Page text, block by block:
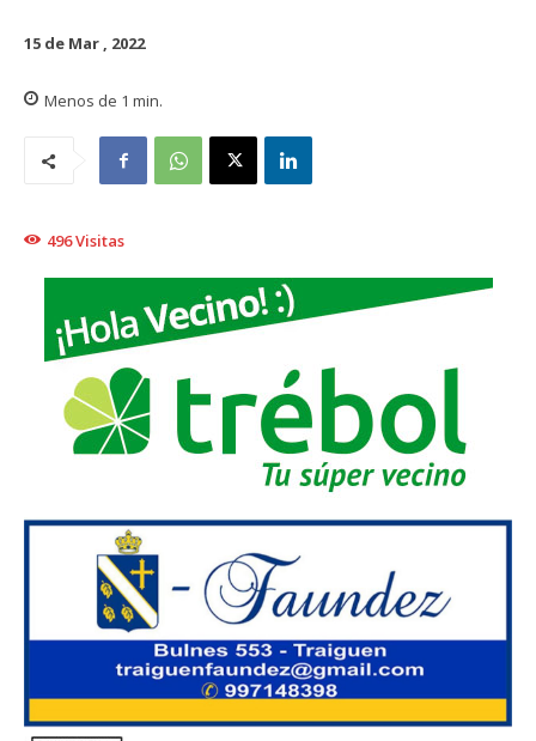
15 de Mar , 2022
Menos de 1 min.
496Visitas